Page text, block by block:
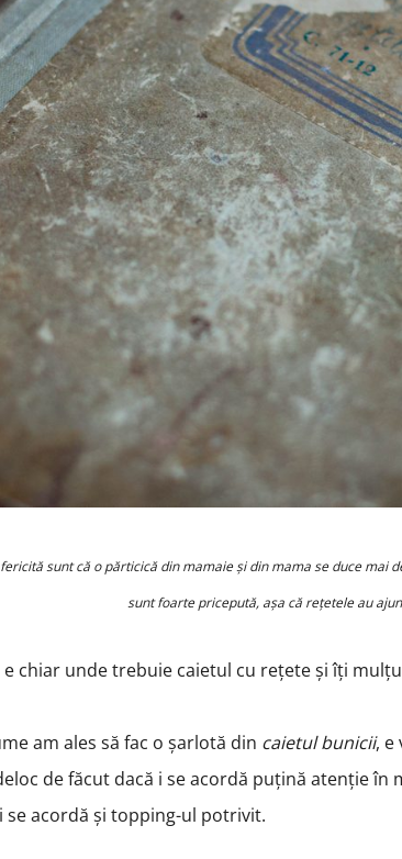
sunt că o părticică din mamaie și din mama se duce mai
sunt foarte pricepută, așa că rețetele au
e chiar unde trebuie caietul cu rețete și îți
am ales să fac o șarlotă din caietul bunicii, e
de făcut dacă i se acordă puțină atenție
se acordă și topping-ul potrivit.